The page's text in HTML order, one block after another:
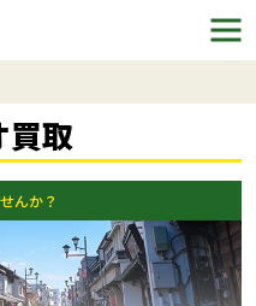
買取
んか？